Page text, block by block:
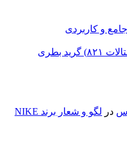
جامع و کاربردی
پت وانکایی ۸۲۱ (پلی اتیلن ترفتالات ۸۲۱) گرید بطری
در لگو و شعار برند NIKE